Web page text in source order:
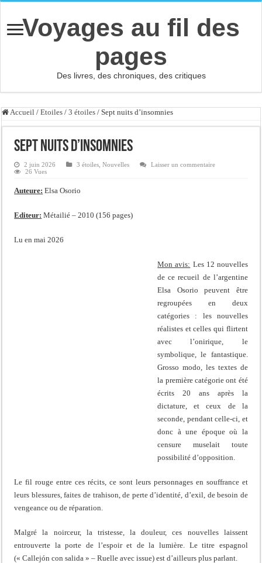
Voyages au fil des
pages
Des livres, des chroniques, des critiques
Accueil / Etoiles / 3 étoiles / Sept nuits d’insomnies
Sept nuits d’insomnies
2 juin 2026 3 étoiles ,Nouvelles
Laisser un commentaire
26 Vues
Auteure: Elsa Osorio
Editeur: Métailié – 2010 (156 pages)
Lu en mai 2026
Mon avis: Les 12 nouvelles
de ce recueil de l’argentine
Elsa Osorio peuvent être
regroupées en deux
catégories : les nouvelles
réalistes et celles qui flirtent
avec l’onirique, le
symbolique, le fantastique.
Grosso modo, les textes de
la première catégorie ont été
écrits 20 ans après la
dictature, et ceux de la
seconde, pendant celle-ci, et
donc à une époque où la
censure muselait toute
possibilité d’opposition.
Le fil rouge entre ces récits, ce sont leurs personnages en souffrance et
leurs blessures, faites de trahison, de perte d’identité, d’exil, de besoin de
vengeance ou de réparation.
Malgré la noirceur, la tristesse, la douleur, ces nouvelles laissent
entrouverte la porte de l’espoir et de la lumière. Le titre espagnol
(« Callejón con salida » – Ruelle avec issue) est d’ailleurs plus parlant.